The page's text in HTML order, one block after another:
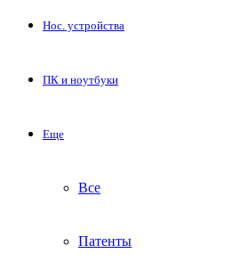
Нос. устройства
ПК и ноутбуки
Еще
Все
Патенты